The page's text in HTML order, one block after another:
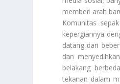
memberi arah
Komunitas
kepergiannya
datang dari
dan
belakang
tekanan dalam